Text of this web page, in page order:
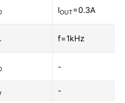
IOUT=0.3A
f=1kHz
-
-